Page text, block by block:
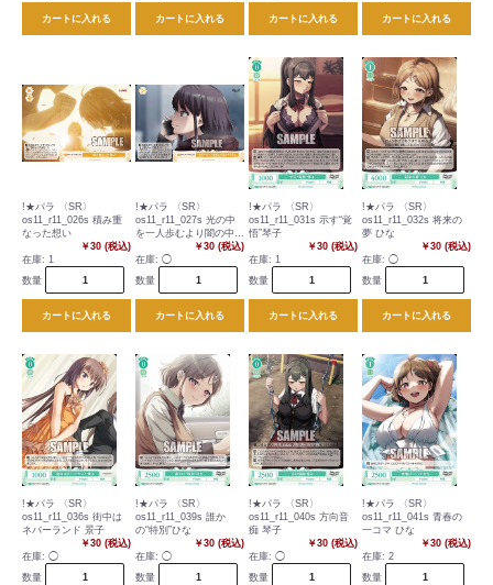
カートに入れる カートに入れる カートに入れる カートに入れる
!★パラ 〈SR〉
os11_r11_026s 積み重
なった想い
￥30 (税込)
在庫: 1
数量
カートに入れる
!★パラ 〈SR〉
os11_r11_027s 光の中
を一人歩むより闇の中を
￥30 (税込)
在庫: ◯
数量
カートに入れる
!★パラ 〈SR〉
os11_r11_031s 示す“覚
悟”琴子
￥30 (税込)
在庫: 1
数量
カートに入れる
!★パラ 〈SR〉
os11_r11_032s 将来の
夢 ひな
￥30 (税込)
在庫: ◯
数量
カートに入れる
!★パラ 〈SR〉
os11_r11_036s 街中は
ネバーランド 景子
￥30 (税込)
在庫: ◯
数量
!★パラ 〈SR〉
os11_r11_039s 誰か
の“特別”ひな
￥30 (税込)
在庫: ◯
数量
!★パラ 〈SR〉
os11_r11_040s 方向音
痴 琴子
￥30 (税込)
在庫: ◯
数量
!★パラ 〈SR〉
os11_r11_041s 青春の
一コマ ひな
￥30 (税込)
在庫: 2
数量